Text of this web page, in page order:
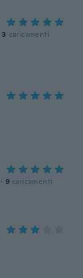
3 caricamenti
· 9 caricamenti